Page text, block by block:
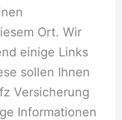
Ort. Wir
einige Links
sollen Ihnen
Versicherung
Informationen